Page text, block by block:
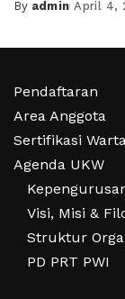
Posted
By admin April 4,
Pendaftaran
Area Anggota
Sertifikasi
Agenda UKW
Visi, Misi &
Struktur
PD PRT PWI